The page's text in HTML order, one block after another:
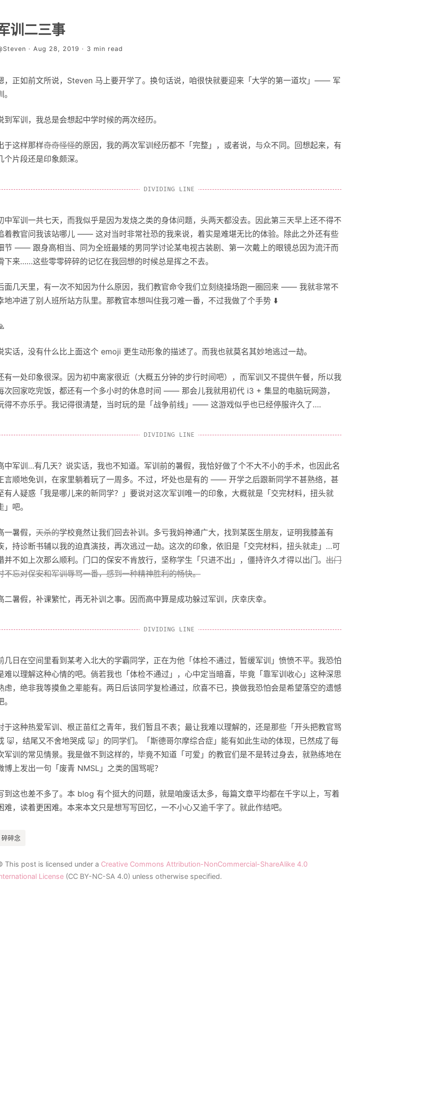
训二三事
· Aug 28, 2019 · 3 min read
，正如前文所说，Steven 马上要开学了。换句话说，咱很快就要迎来「大学的第一道坎」—— 军
。
到军训，我总是会想起中学时候的两次经历。
于这样那样奇奇怪怪的原因，我的两次军训经历都不「完整」，或者说，与众不同。回想起来，有
个片段还是印象颇深。
中军训一共七天，而我似乎是因为发烧之类的身体问题，头两天都没去。因此第三天早上还不得不
着教官问我该站哪儿 —— 这对当时非常社恐的我来说，着实是难堪无比的体验。除此之外还有些
节 —— 跟身高相当、同为全班最矮的男同学讨论某电视古装剧、第一次戴上的眼镜总因为流汗而
下来……这些零零碎碎的记忆在我回想的时候总是挥之不去。
面几天里，有一次不知因为什么原因，我们教官命令我们立刻绕操场跑一圈回来 —— 我就非常不
地冲进了别人班所站方队里。那教官本想叫住我刁难一番，不过我做了个手势 ⬇️
实话，没有什么比上面这个 emoji 更生动形象的描述了。而我也就莫名其妙地逃过一劫。
有一处印象很深。因为初中离家很近（大概五分钟的步行时间吧），而军训又不提供午餐，所以我
次回家吃完饭，都还有一个多小时的休息时间 —— 那会儿我就用初代 i3 + 集显的电脑玩网游，
得不亦乐乎。我记得很清楚，当时玩的是「战争前线」—— 这游戏似乎也已经停服许久了….
中军训…有几天？说实话，我也不知道。军训前的暑假，我恰好做了个不大不小的手术，也因此名
言顺地免训，在家里躺着玩了一周多。不过，坏处也是有的 —— 开学之后跟新同学不甚熟络，甚
有人疑惑「我是哪儿来的新同学？」要说对这次军训唯一的印象，大概就是「交完材料，扭头就
」吧。
一暑假，天杀的学校竟然让我们回去补训。多亏我妈神通广大，找到某医生朋友，证明我膝盖有
，持诊断书辅以我的迫真演技，再次逃过一劫。这次的印象，依旧是「交完材料，扭头就走」…可
并不如上次那么顺利。门口的保安不肯放行，坚称学生「只进不出」，僵持许久才得以出门。出门
不忘对保安和军训辱骂一番，感到一种精神胜利的畅快。
二暑假，补课繁忙，再无补训之事。因而高中算是成功躲过军训，庆幸庆幸。
几日在空间里看到某考入北大的学霸同学，正在为他「体检不通过，暂缓军训」愤愤不平。我恐怕
难以理解这种心情的吧。倘若我也「体检不通过」，心中定当暗喜，毕竟「靠军训收心」这种深思
虑，绝非我等摸鱼之辈能有。两日后该同学复检通过，欣喜不已，换做我恐怕会是希望落空的遗憾
。
于这种热爱军训、根正苗红之青年，我们暂且不表；最让我难以理解的，还是那些「开头把教官骂
🐷，结尾又不舍地哭成 🐷」的同学们。「斯德哥尔摩综合症」能有如此生动的体现，已然成了每
军训的常见情景。我是做不到这样的，毕竟不知道「可爱」的教官们是不是转过身去，就熟练地在
博上发出一句「废青 NMSL」之类的国骂呢？
到这也差不多了。本 blog 有个挺大的问题，就是咱废话太多，每篇文章平均都在千字以上，写着
难，读着更困难。本来本文只是想写写回忆，一不小心又逾千字了。就此作结吧。
碎碎念
This post is licensed under a Creative Commons Attribution-NonCommercial-ShareAlike 4.0
License (CC BY-NC-SA 4.0) unless otherwise specified.